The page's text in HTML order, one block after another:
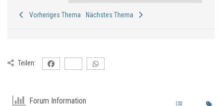
Vorheriges Thema Nächstes Thema
Teilen:
Forum Information